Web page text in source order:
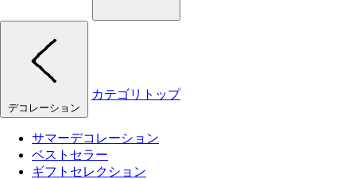
デコレーション
カテゴリトップ
サマーデコレーション
ベストセラー
ギフトセレクション